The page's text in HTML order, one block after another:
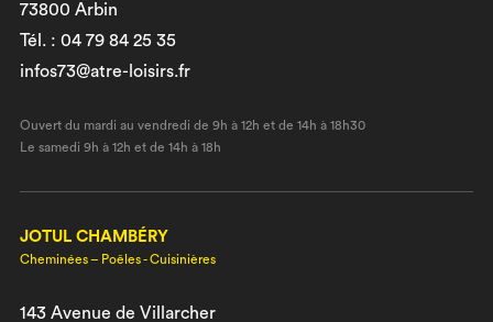
73800 Arbin
Tél. : 04 79 84 25 35
infos73@atre-loisirs.fr
Ouvert du mardi au vendredi de 9h à 12h et de 14h à 18h30
Le samedi 9h à 12h et de 14h à 18h
JOTUL CHAMBÉRY
Cheminées – Poêles - Cuisinières
143 Avenue de Villarcher